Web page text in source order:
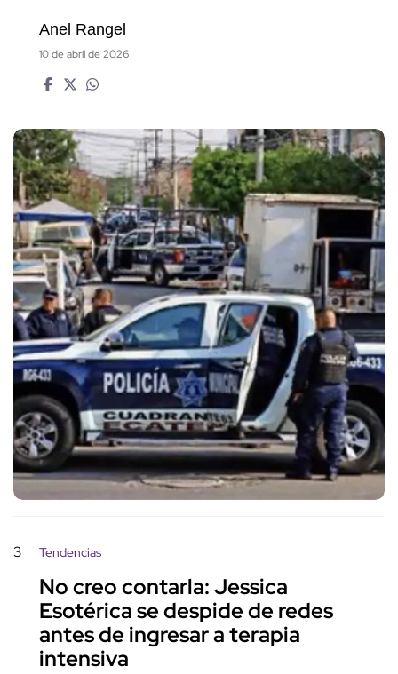
Anel Rangel
10 de abril de 2026
3 Tendencias
No creo contarla: Jessica
Esotérica se despide de redes
antes de ingresar a terapia
intensiva